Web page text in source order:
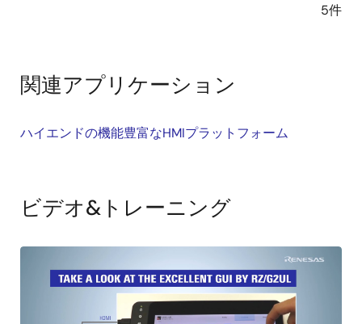
5件
関連アプリケーション
ハイエンドの機能豊富なHMIプラットフォーム
ビデオ&トレーニング